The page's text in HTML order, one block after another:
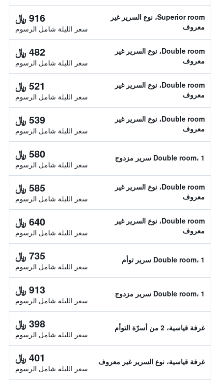
Superior room، نوع السرير غير
معروف
916 ﷼
سعر الليلة شامل الرسوم
Double room، نوع السرير غير
معروف
482 ﷼
سعر الليلة شامل الرسوم
Double room، نوع السرير غير
معروف
521 ﷼
سعر الليلة شامل الرسوم
Double room، نوع السرير غير
معروف
539 ﷼
سعر الليلة شامل الرسوم
Double room، 1 سرير مزدوج 580 ﷼
سعر الليلة شامل الرسوم
Double room، نوع السرير غير
معروف
585 ﷼
سعر الليلة شامل الرسوم
Double room، نوع السرير غير
معروف
640 ﷼
سعر الليلة شامل الرسوم
Double room، 1 سرير توأم 735 ﷼
سعر الليلة شامل الرسوم
Double room، 1 سرير مزدوج 913 ﷼
سعر الليلة شامل الرسوم
غرفة قياسية، 2 من أسرّة التوأم 398 ﷼
سعر الليلة شامل الرسوم
غرفة قياسية، نوع السرير غير معروف 401 ﷼
سعر الليلة شامل الرسوم